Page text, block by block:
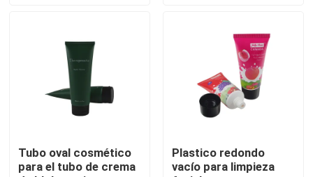
Tubo cosmético
tubo cosmético vacío
Tubo oval cosmético
para el tubo de crema
Plastico redondo
vacío para limpieza